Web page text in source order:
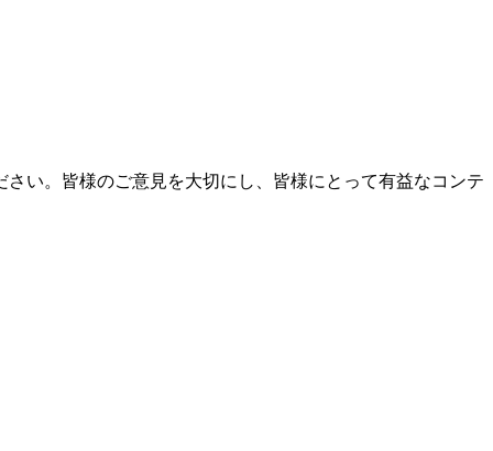
い。皆様のご意見を大切にし、皆様にとって有益なコンテ